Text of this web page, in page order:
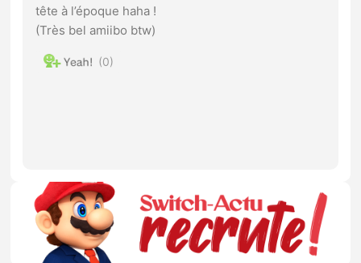
tête à l’époque haha !
(Très bel amiibo btw)
0